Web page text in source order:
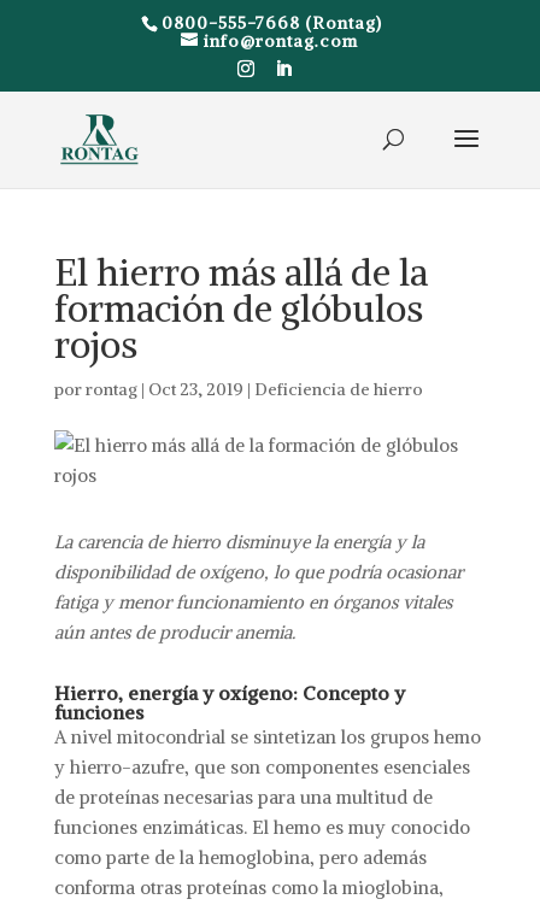
0800-555-7668 (Rontag)
info@rontag.com
El hierro más allá de la
formación de glóbulos
rojos
porrontag| Oct 23, 2019 | Deficiencia de hierro
La carencia de hierro disminuye la energía y la
disponibilidad de oxígeno, lo que podría ocasionar
fatiga y menor funcionamiento en órganos vitales
aún antes de producir anemia.
Hierro, energía y oxígeno: Concepto y
funciones
A nivel mitocondrial se sintetizan los grupos hemo
y hierro-azufre, que son componentes esenciales
de proteínas necesarias para una multitud de
funciones enzimáticas. El hemo es muy conocido
como parte de la hemoglobina, pero además
conforma otras proteínas como la mioglobina,